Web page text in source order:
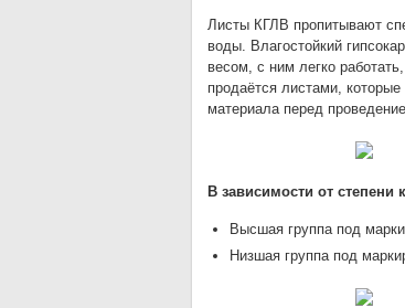
Листы КГЛВ пропитывают
воды. Влагостойкий
весом, с ним легко
продаётся листами,
материала перед
В зависимости от степени
Высшая группа под
Низшая группа под